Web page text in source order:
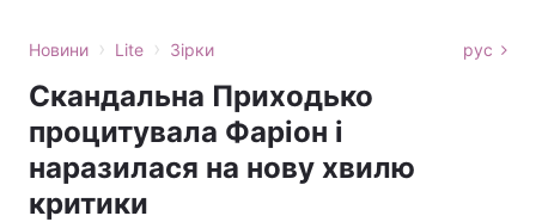
Новини › Lite › Зірки рус
Скандальна Приходько
процитувала Фаріон і
наразилася на нову хвилю
критики